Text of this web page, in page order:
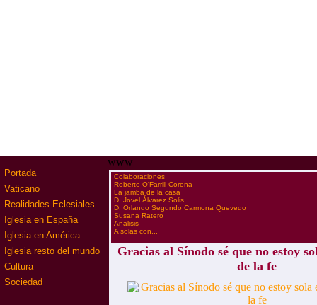
Portada
Vaticano
Realidades Eclesiales
Iglesia en España
Iglesia en América
Iglesia resto del mundo
Cultura
Sociedad
www
·Colaboraciones
·Roberto O'Farrill Corona
·La jamba de la casa
·D. Jovel Álvarez Solis
·D. Orlando Segundo Carmona Quevedo
·Susana Ratero
·Analisis
·A solas con...
Gracias al Sínodo sé que no estoy
de la fe